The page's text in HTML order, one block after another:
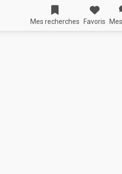
Mes recherches Favoris